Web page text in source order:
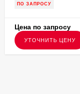
вилочного погрузчика
ПО ЗАПРОСУ
Цена по запросу
УТОЧНИТЬ ЦЕНУ